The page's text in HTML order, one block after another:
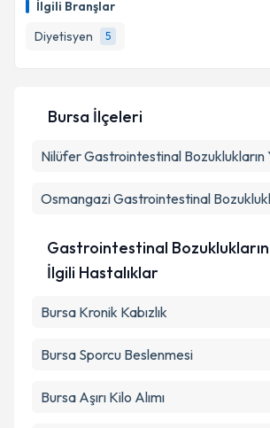
İlgili Branşlar
Diyetisyen
5
hazırlandığında e-posta ile
E-posta Adresiniz
Metni'ni okudum ve kişisel
Bursa İlçeleri
NilüferGastrointestinal Bozuklukların
OsmangaziGastrointestinal
Gastrointestinal
İlgili Hastalıklar
Bursa Kronik Kabızlık
Bursa Sporcu Beslenmesi
Bursa Aşırı Kilo Alımı